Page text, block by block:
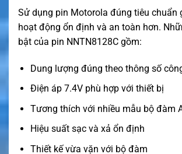
Sử dụng pin Motorola đúng tiêu chuẩn
hoạt động ổn định và an toàn hơn.
bật của pin NNTN8128C gồm:
Dung lượng đúng theo thông số
Điện áp 7.4V phù hợp với thiết bị
Tương thích với nhiều mẫu bộ đàm
Hiệu suất sạc và xả ổn định
Thiết kế vừa vặn với bộ đàm